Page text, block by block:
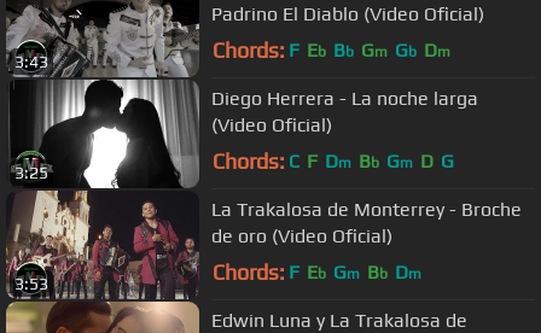
3:43
Padrino El Diablo (Video Oficial)
Chords: F Eb Bb Gm Gb Dm
3:25
Diego Herrera - La noche larga
(Video Oficial)
Chords: C F Dm Bb Gm D G
3:53
La Trakalosa de Monterrey - Broche
de oro (Video Oficial)
Chords: F Eb Gm Bb Dm
Edwin Luna y La Trakalosa de